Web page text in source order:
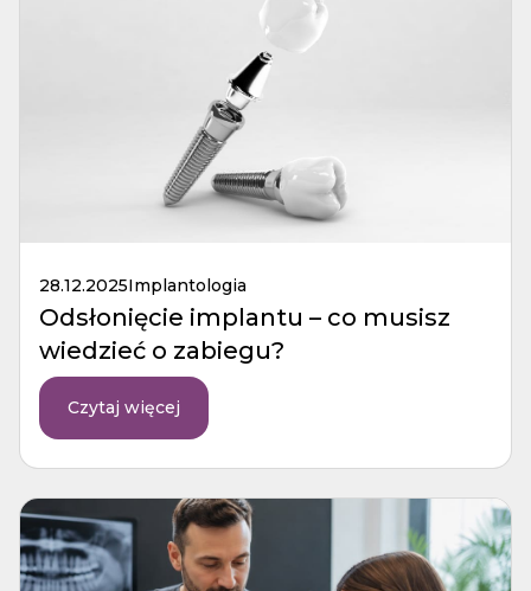
28.12.2025Implantologia
Odsłonięcie implantu – co musisz
wiedzieć o zabiegu?
Czytaj więcej